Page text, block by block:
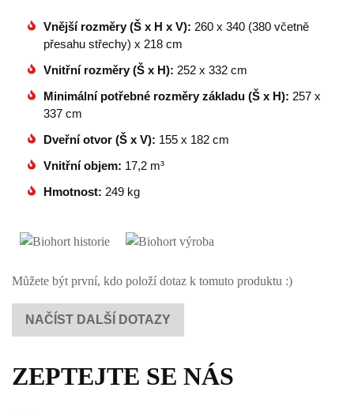
Vnější rozměry (Š x H x V): 260 x 340 (380 včetně
přesahu střechy) x 218 cm
Vnitřní rozměry (Š x H): 252 x 332 cm
Minimální potřebné rozměry základu (Š x H): 257 x
337 cm
Dveřní otvor (Š x V): 155 x 182 cm
Vnitřní objem: 17,2 m³
Hmotnost: 249 kg
Můžete být první, kdo položí dotaz k tomuto produktu :)
NAČÍST DALŠÍ DOTAZY
ZEPTEJTE SE NÁS